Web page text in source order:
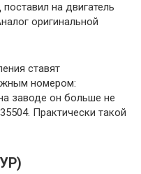
на двигатель
оригинальной
ставят
номером:
заводе он больше не
Практически такой